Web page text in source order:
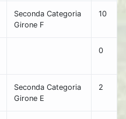
Seconda Categoria
Girone F
10
0
Seconda Categoria
Girone E
2